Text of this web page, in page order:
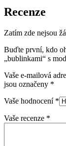
Recenze
Zatím zde nejsou
Buďte první, kdo
„bublinkami“ s
Vaše e-mailová
jsou označeny *
Vaše hodnocení *
Vaše recenze *